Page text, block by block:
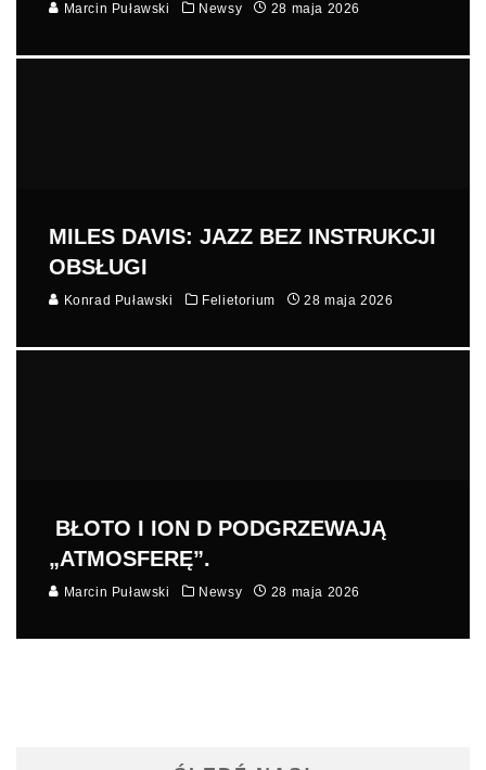
Marcin Puławski Newsy 28 maja 2026
MILES DAVIS: JAZZ BEZ INSTRUKCJI
OBSŁUGI
Konrad Puławski Felietorium 28 maja 2026
BŁOTO I ION D PODGRZEWAJĄ
„ATMOSFERĘ”.
Marcin Puławski Newsy 28 maja 2026